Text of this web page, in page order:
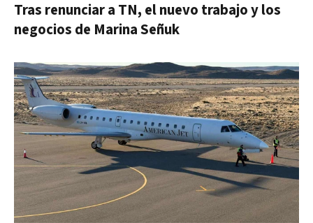
Tras renunciar a TN, el nuevo trabajo y los
negocios de Marina Señuk